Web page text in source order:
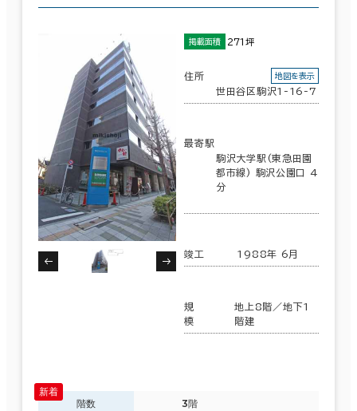
掲載面積 271坪
住所
世田谷区駒沢1-16-7
地図を表示
最寄駅
駒沢大学駅(東急田園
都市線) 駒沢公園口 4
分
竣工 1988年 6月
規
模
地上8階／地下1
階建
階数 3階